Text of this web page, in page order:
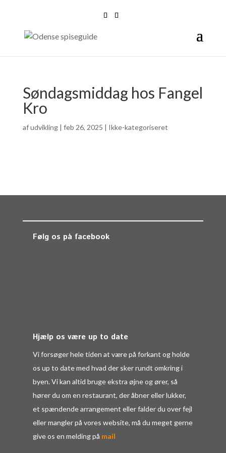
Søndagsmiddag hos Fangel
Kro
afudvikling| feb 26, 2025 | Ikke-kategoriseret
Følg os på facebook
Hjælp os være up to date
Vi forsøger hele tiden at være på forkant og holde
os up to date med hvad der sker rundt omkring i
byen. Vi kan altid bruge ekstra øjne og ører, så
hører du om en restaurant, der åbner eller lukker,
et spændende arrangement eller falder du over fejl
eller mangler på vores website, må du meget gerne
give os en melding på mail